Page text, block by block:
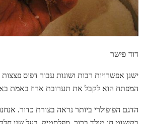
דוד פישר
ישנן אפשרויות רבות ושונות עבור דפוס
המפתח הוא לקבל את תערובת ארוז באמת
הדגם הפופולרי ביותר נראה בצורת כדור.